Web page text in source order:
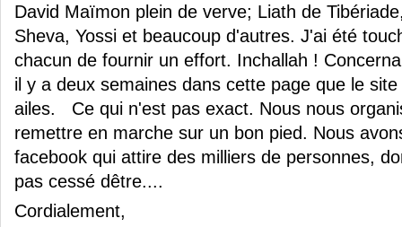
David Maïmon plein de verve; Liath de
Sheva, Yossi et beaucoup d'autres. J'ai été
chacun de fournir un effort. Inchallah !
il y a deux semaines dans cette page que le
ailes. Ce qui n'est pas exact. Nous nous
remettre en marche sur un bon pied. Nous
facebook qui attire des milliers de personnes,
pas cessé dêtre....
Cordialement,